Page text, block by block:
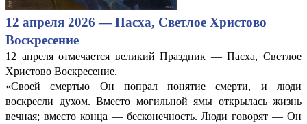
12 апреля 2026 — Пасха, Светлое Христово
Воскресение
12 апреля отмечается великий Праздник — Пасха, Светлое
Христово Воскресение.
«Своей смертью Он попрал понятие смерти, и люди
воскресли духом. Вместо могильной ямы открылась жизнь
вечная; вместо конца — бесконечность. Люди говорят — Он